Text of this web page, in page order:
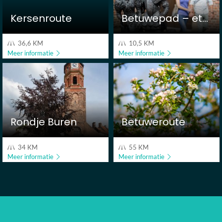
Kersenroute
36,6 KM
Meer informatie
Betuwepad – etappe 2
10,5 KM
Meer informatie
etappe
2
Rondje Buren
34 KM
Meer informatie
over
Rondje
Buren
Betuweroute
55 KM
Meer informatie
Meer
over
Betuweroute